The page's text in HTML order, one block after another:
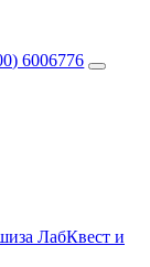
6006776
ЛабКвест и